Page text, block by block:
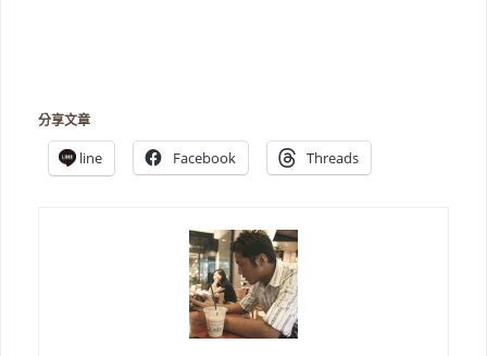
分享文章
line Facebook Threads